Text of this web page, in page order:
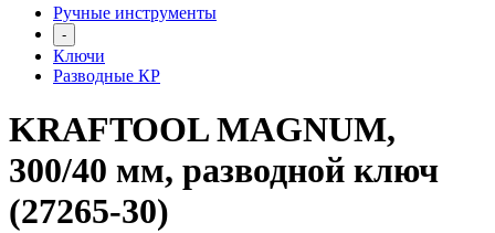
Ручные инструменты
-
Ключи
Разводные КР
KRAFTOOL MAGNUM,
300/40 мм, разводной ключ
(27265-30)